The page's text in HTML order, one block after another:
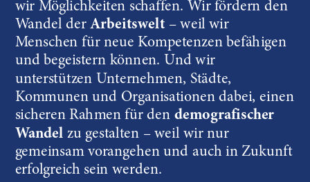
wir Möglichkeiten schaffen. Wir fördern den
Wandel der Arbeitswelt – weil wir
Menschen für neue Kompetenzen befähigen
und begeistern können. Und wir
unterstützen Unternehmen, Städte,
Kommunen und Organisationen dabei, einen
sicheren Rahmen für den demografischer
Wandel zu gestalten – weil wir nur
gemeinsam vorangehen und auch in Zukunft
erfolgreich sein werden.